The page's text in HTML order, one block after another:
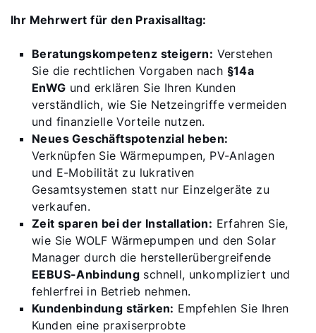
Ihr Mehrwert für den Praxisalltag:
Beratungskompetenz steigern: Verstehen
Sie die rechtlichen Vorgaben nach §14a
EnWG und erklären Sie Ihren Kunden
verständlich, wie Sie Netzeingriffe vermeiden
und finanzielle Vorteile nutzen.
Neues Geschäftspotenzial heben:
Verknüpfen Sie Wärmepumpen, PV-Anlagen
und E-Mobilität zu lukrativen
Gesamtsystemen statt nur Einzelgeräte zu
verkaufen.
Zeit sparen bei der Installation: Erfahren Sie,
wie Sie WOLF Wärmepumpen und den Solar
Manager durch die herstellerübergreifende
EEBUS-Anbindung schnell, unkompliziert und
fehlerfrei in Betrieb nehmen.
Kundenbindung stärken: Empfehlen Sie Ihren
Kunden eine praxiserprobte